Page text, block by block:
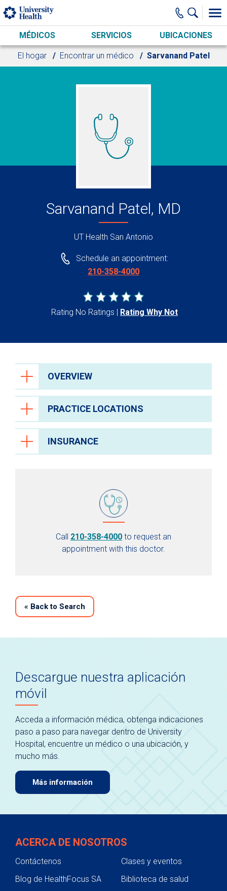
Skip to main content
MÉDICOS SERVICIOS UBICACIONES
El hogar Encontrar un médico Sarvanand Patel
Sarvanand Patel, MD
UT Health San Antonio
Schedule an appointment:
210-358-4000
Rating No Ratings Rating Why Not
OVERVIEW
PRACTICE LOCATIONS
INSURANCE
Call 210-358-4000 to request an
appointment with this doctor.
« Back to Search
Descargue nuestra aplicación
móvil
Acceda a información médica, obtenga indicaciones
paso a paso para navegar dentro de University
Hospital, encuentre un médico o una ubicación, y
mucho más.
Más información
ACERCA DE NOSOTROS
Contáctenos
Clases y eventos
Blog de HealthFocus SA
Biblioteca de salud